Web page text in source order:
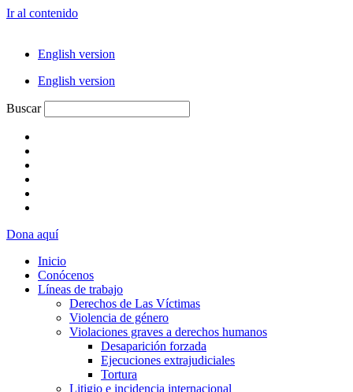
Ir al contenido
English version
English version
Buscar
Dona aquí
Inicio
Conócenos
Líneas de trabajo
Derechos de Las Víctimas
Violencia de género
Violaciones graves a derechos humanos
Desaparición forzada​
Ejecuciones extrajudiciales
Tortura
Litigio e incidencia internacional